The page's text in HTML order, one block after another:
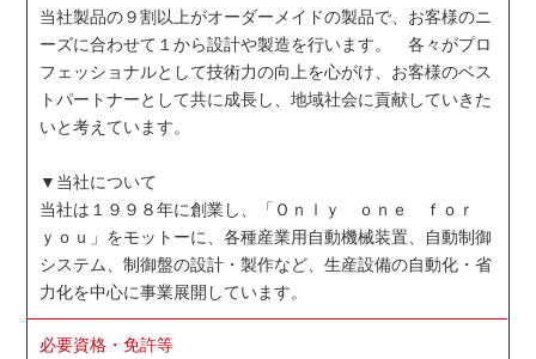
当社製品の９割以上がオーダーメイドの製品で、お客様のニ
ーズに合わせて１から設計や製造を行います。 各々がプロ
フェッショナルとして技術力の向上を心がけ、お客様のベス
トパートナーとして共に成長し、地域社会に貢献していきた
いと考えています。
▼当社について
当社は１９９８年に創業し、「Ｏｎｌｙ ｏｎｅ ｆｏｒ
ｙｏｕ」をモットーに、各種産業用自動機械装置、自動制御
システム、制御盤の設計・製作など、生産設備の自動化・省
力化を中心に事業展開しています。
必要資格・免許等